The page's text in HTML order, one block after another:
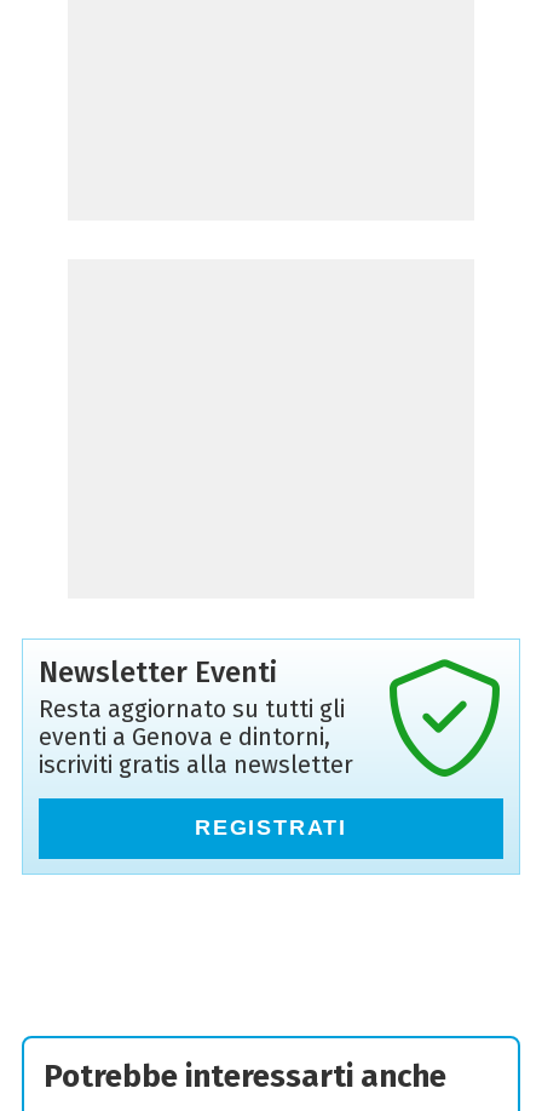
Newsletter Eventi
Resta aggiornato su tutti gli
eventi a Genova e dintorni,
iscriviti gratis alla newsletter
REGISTRATI
Potrebbe interessarti anche